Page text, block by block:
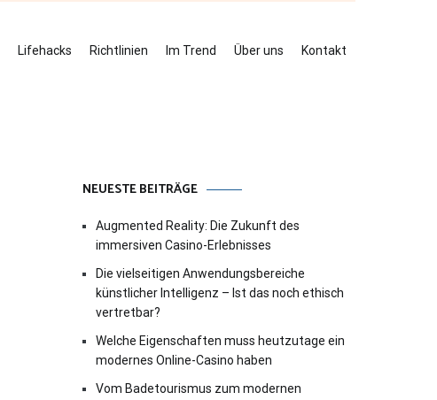
Lifehacks Richtlinien Im Trend Über uns Kontakt
NEUESTE BEITRÄGE
Augmented Reality: Die Zukunft des
immersiven Casino-Erlebnisses
Die vielseitigen Anwendungsbereiche
künstlicher Intelligenz – Ist das noch ethisch
vertretbar?
Welche Eigenschaften muss heutzutage ein
modernes Online-Casino haben
Vom Badetourismus zum modernen